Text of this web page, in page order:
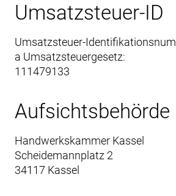
Umsatzsteuer-ID
Umsatzsteuer-
a Umsatzsteuergesetz:
111479133
Aufsichtsbehörde
Handwerkskammer Kassel
Scheidemannplatz 2
34117 Kassel